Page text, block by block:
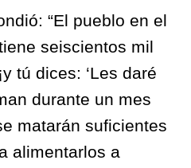
“El pueblo en el
seiscientos mil
tú dices: ‘Les daré
durante un mes
matarán suficientes
alimentarlos a